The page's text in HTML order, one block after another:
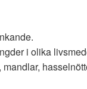
i olika